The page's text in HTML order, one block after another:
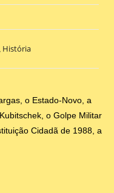
, História
o Estado-Novo, a
o Golpe Militar
Cidadã de 1988, a